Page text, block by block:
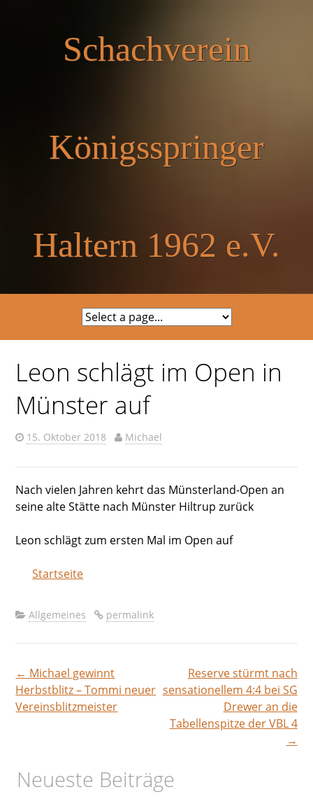
Schachverein
Königsspringer
Haltern 1962 e.V.
Leon schlägt im Open in
Münster auf
15. Oktober 2018 Michael
Nach vielen Jahren kehrt das Münsterland-Open an
seine alte Stätte nach Münster Hiltrup zurück
Leon schlägt zum ersten Mal im Open auf
Startseite
Allgemeines permalink
Beitragsnavigation
← Michael gewinnt
Herbstblitz – Tommi neuer
Vereinsblitzmeister
Reserve stürmt nach
sensationellem 4:4 bei SG
Drewer an die
Tabellenspitze der VBL 4
→
Neueste Beiträge